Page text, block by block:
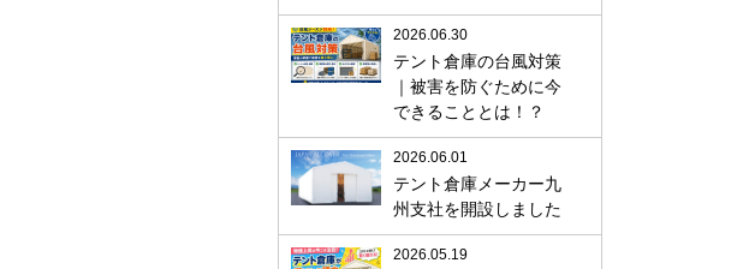
2026.06.30
テント倉庫の台風対策
｜被害を防ぐために今
できることとは！？
2026.06.01
テント倉庫メーカー九
州支社を開設しました
2026.05.19